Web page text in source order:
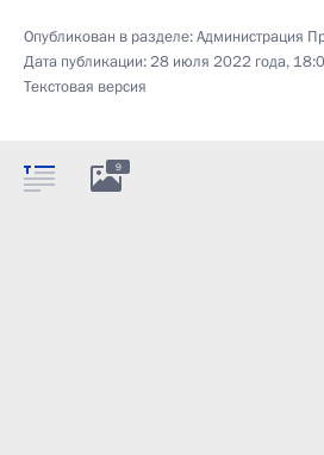
Опубликован в разделе:Администрация
Дата публикации:28 июля 2022 года,
Текстовая версия
9